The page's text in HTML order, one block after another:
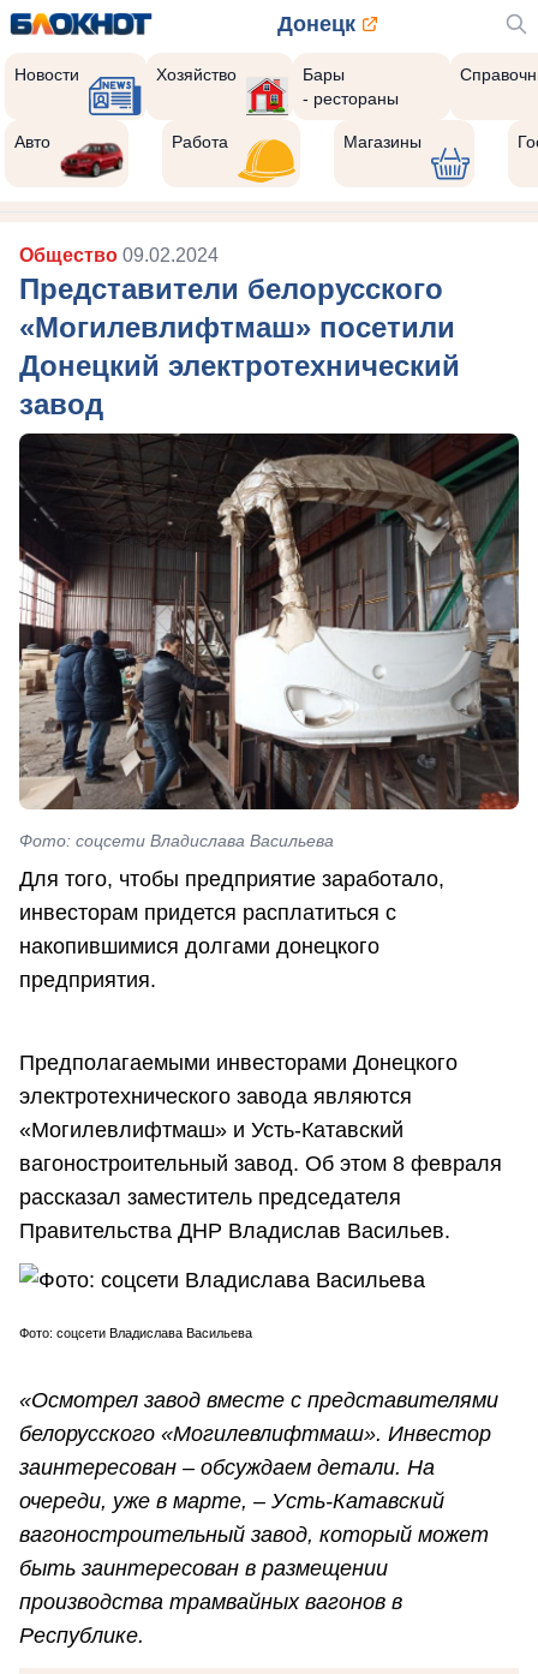
Донецк
Новости Хозяйство
Бары
- рестораны
Авто Работа Магазины
Общество 09.02.2024
Представители белорусского
«Могилевлифтмаш» посетили
Донецкий электротехнический
завод
Фото: соцсети Владислава Васильева
Для того, чтобы предприятие заработало,
инвесторам придется расплатиться с
накопившимися долгами донецкого
предприятия.
Предполагаемыми инвесторами Донецкого
электротехнического завода являются
«Могилевлифтмаш» и Усть-Катавский
вагоностроительный завод. Об этом 8 февраля
рассказал заместитель председателя
Правительства ДНР Владислав Васильев.
Фото: соцсети Владислава Васильева
«Осмотрел завод вместе с представителями
белорусского «Могилевлифтмаш». Инвестор
заинтересован – обсуждаем детали. На
очереди, уже в марте, – Усть-Катавский
вагоностроительный завод, который может
быть заинтересован в размещении
производства трамвайных вагонов в
Республике.